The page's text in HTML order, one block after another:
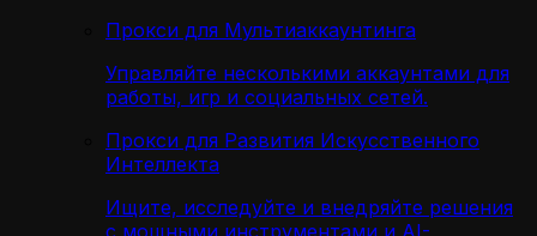
Прокси для Мультиаккаунтинга
Управляйте несколькими аккаунтами для
работы, игр и социальных сетей.
Прокси для Развития Искусственного
Интеллекта
Ищите, исследуйте и внедряйте решения
с мощными инструментами и AI-